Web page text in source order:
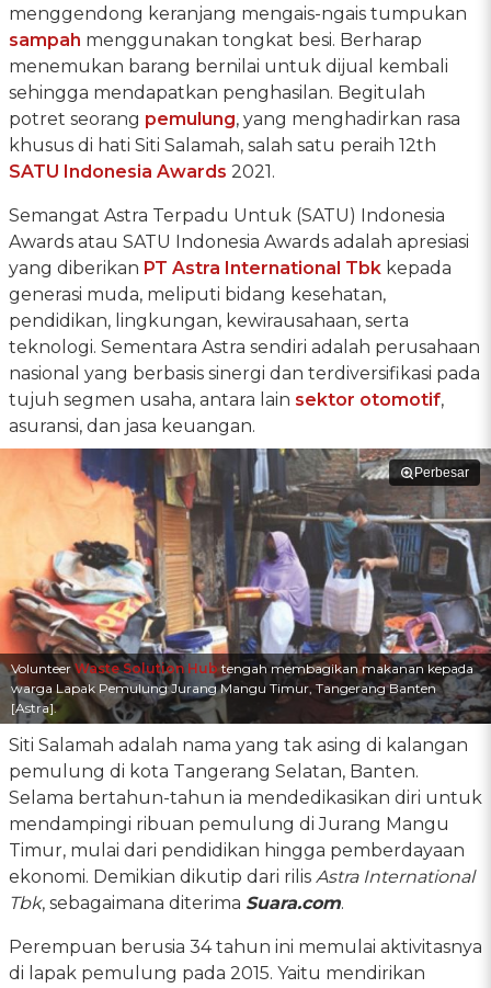
menggendong keranjang mengais-ngais tumpukan
sampah menggunakan tongkat besi. Berharap
menemukan barang bernilai untuk dijual kembali
sehingga mendapatkan penghasilan. Begitulah
potret seorang pemulung, yang menghadirkan rasa
khusus di hati Siti Salamah, salah satu peraih 12th
SATU Indonesia Awards 2021.
Semangat Astra Terpadu Untuk (SATU) Indonesia
Awards atau SATU Indonesia Awards adalah apresiasi
yang diberikan PT Astra International Tbk kepada
generasi muda, meliputi bidang kesehatan,
pendidikan, lingkungan, kewirausahaan, serta
teknologi. Sementara Astra sendiri adalah perusahaan
nasional yang berbasis sinergi dan terdiversifikasi pada
tujuh segmen usaha, antara lain sektor otomotif,
asuransi, dan jasa keuangan.
Perbesar
VolunteerWaste Solution Hub tengah membagikan makanan kepada
warga Lapak Pemulung Jurang Mangu Timur, Tangerang Banten
[Astra].
Siti Salamah adalah nama yang tak asing di kalangan
pemulung di kota Tangerang Selatan, Banten.
Selama bertahun-tahun ia mendedikasikan diri untuk
mendampingi ribuan pemulung di Jurang Mangu
Timur, mulai dari pendidikan hingga pemberdayaan
ekonomi. Demikian dikutip dari rilis Astra International
Tbk, sebagaimana diterima Suara.com.
Perempuan berusia 34 tahun ini memulai aktivitasnya
di lapak pemulung pada 2015. Yaitu mendirikan